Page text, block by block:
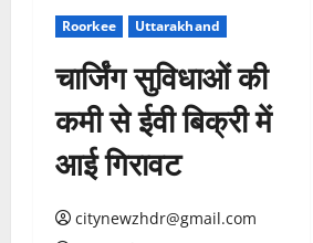
Roorkee Uttarakhand
चार्जिंग सुविधाओं की
कमी से ईवी बिक्री में
आई गिरावट
citynewzhdr@gmail.com